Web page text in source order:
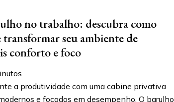
no trabalho: descubra como
seu ambiente de
conforto e foco
a produtividade com uma cabine privativa
e focados em desempenho. O barulho